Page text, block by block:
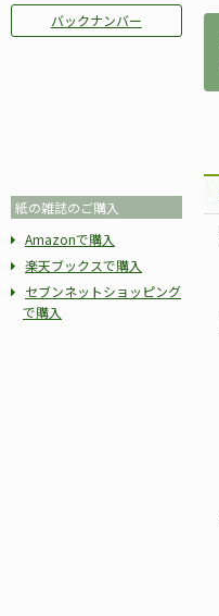
バックナンバー
紙の雑誌のご購入
Amazonで購入
楽天ブックスで購入
セブンネットショッピング
で購入